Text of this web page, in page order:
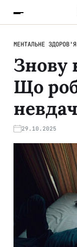
МЕНТАЛЬНЕ ЗДОРОВ'Я
Знову
Що
29.10.2025